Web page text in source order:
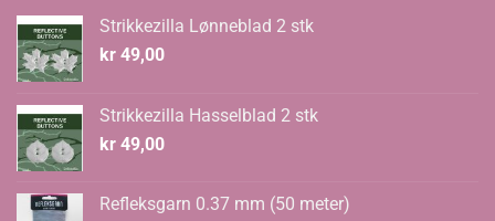
Strikkezilla Lønneblad 2 stk
kr 49,00
Strikkezilla Hasselblad 2 stk
kr 49,00
Refleksgarn 0.37 mm (50 meter)